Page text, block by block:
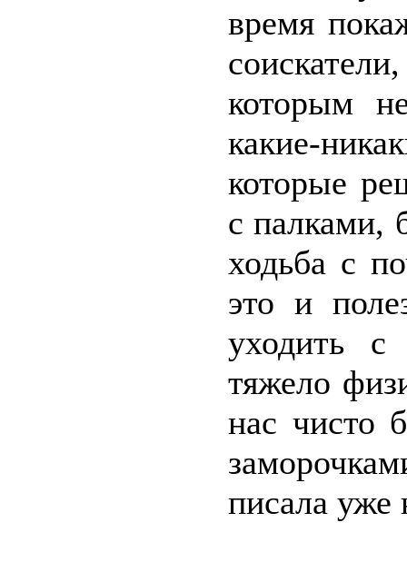
время
которым
какие-
которые
с палками,
ходьба с
это и
уходить
тяжело
нас чисто
писала уже